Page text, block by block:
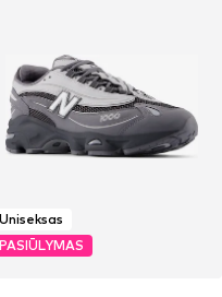
Uniseksas
PASIŪLYMAS